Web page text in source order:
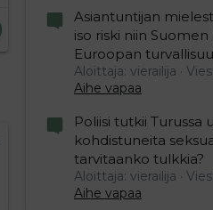
Asiantuntijan
iso riski niin
Euroopan
Aloittaja: vierailija
Aihe vapaa
Poliisi tutkii Turussa
kohdistuneita
tarvitaanko tulkkia?
Aloittaja: vierailija
Aihe vapaa